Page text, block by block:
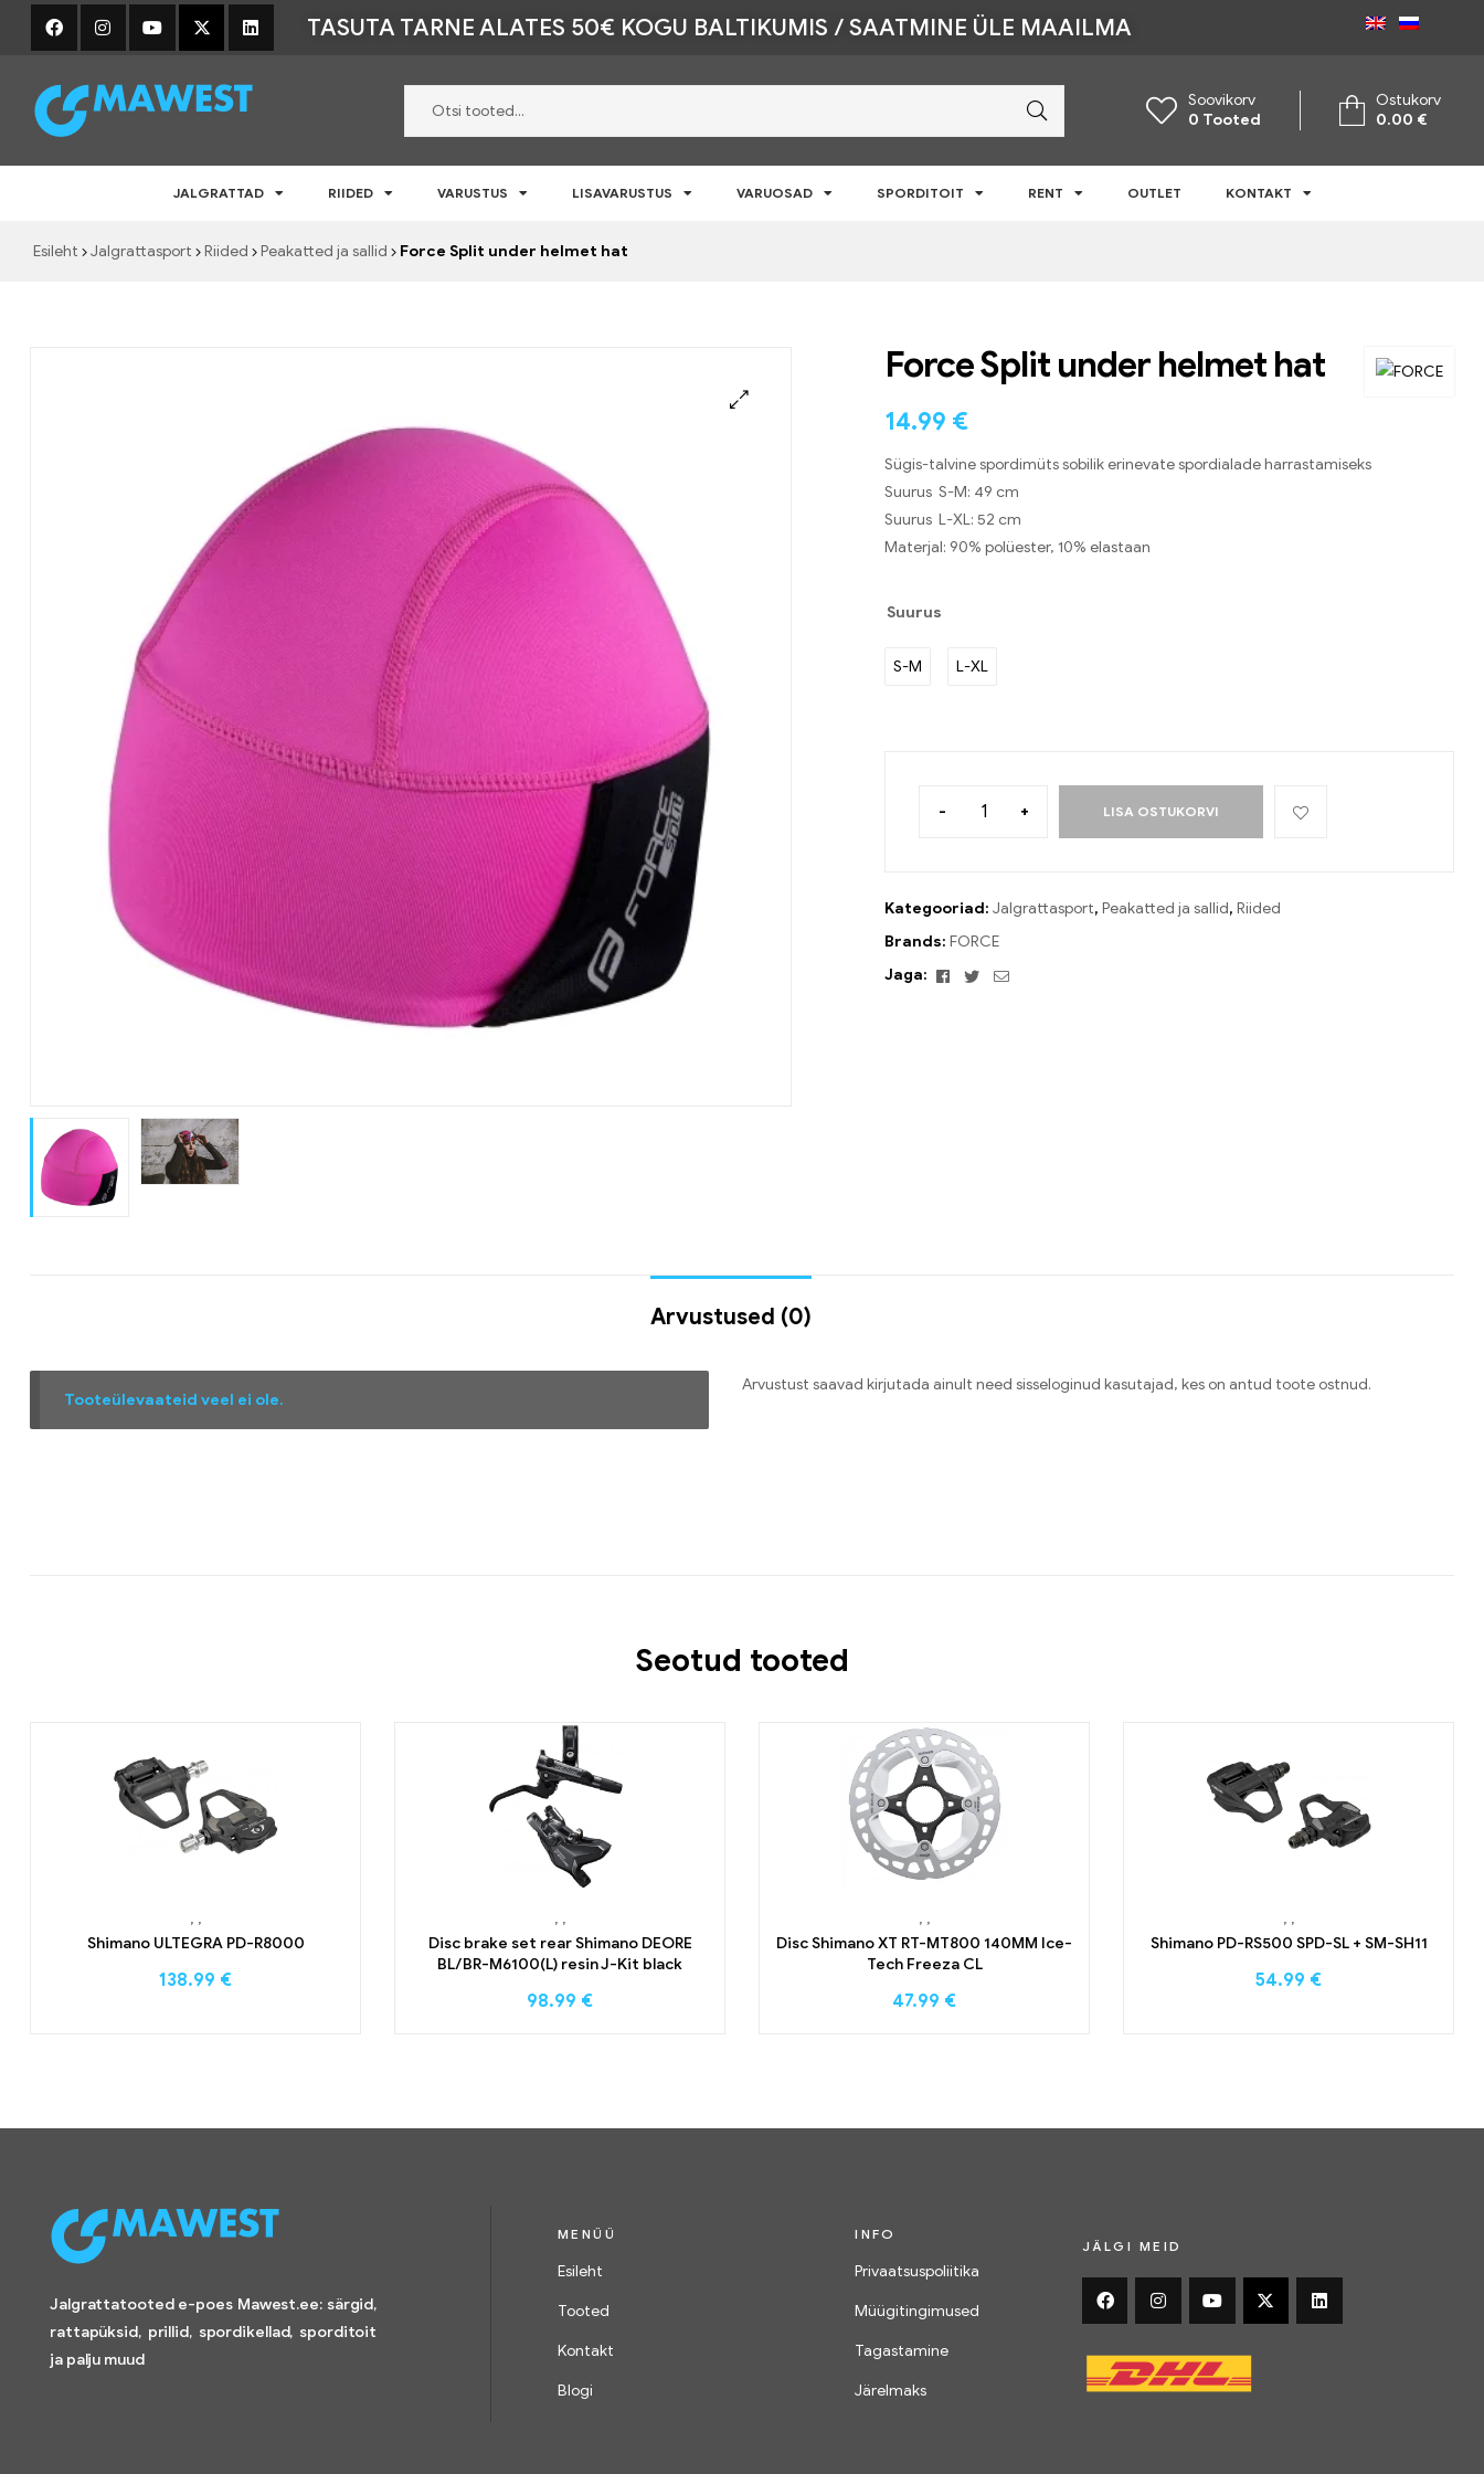
TASUTA TARNE ALATES 50€ KOGU BALTIKUMIS / SAATMINE ÜLE MAAILMA
Mawest
pood
Soovikorv
0 Tooted
Ostukorv
0.00 €
JALGRATTAD RIIDED VARUSTUS LISAVARUSTUS VARUOSAD SPORDITOIT RENT OUTLET KONTAKT
Esileht Jalgrattasport Riided Peakatted ja sallid Force Split under helmet hat
Force Split under helmet hat
14.99 €
Sügis-talvine spordimüts sobilik erinevate spordialade harrastamiseks
Suurus S-M: 49 cm
Suurus L-XL: 52 cm
Materjal: 90% polüester, 10% elastaan
Suurus
S-M L-XL
- + LISA OSTUKORVI
Kategooriad: Jalgrattasport, Peakatted ja sallid, Riided
Brands: FORCE
Jaga:
Facebook
TwitterEmail
Arvustused (0)
Tooteülevaateid veel ei ole.
Arvustust saavad kirjutada ainult need sisseloginud kasutajad, kes on antud toote ostnud.
Seotud tooted
, ,
Shimano ULTEGRA PD-R8000
138.99 €
, ,
Disc brake set rear Shimano DEORE
BL/BR-M6100(L) resin J-Kit black
98.99 €
, ,
Disc Shimano XT RT-MT800 140MM Ice-
Tech Freeza CL
47.99 €
, ,
Shimano PD-RS500 SPD-SL + SM-SH11
54.99 €
Jalgrattatooted e-poes Mawest.ee: särgid,
rattapüksid, prillid, spordikellad, sporditoit
ja palju muud
MENÜÜ
Esileht
Tooted
Kontakt
Blogi
INFO
Privaatsuspoliitika
Müügitingimused
Tagastamine
Järelmaks
JÄLGI MEID